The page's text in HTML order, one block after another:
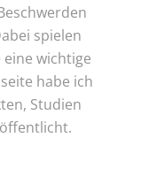
spielen
wichtige
habe ich
Studien